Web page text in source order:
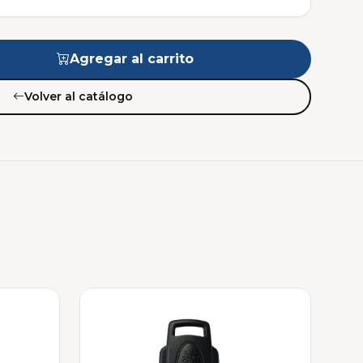
Agregar al carrito
Volver al catálogo